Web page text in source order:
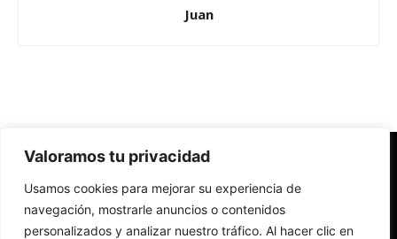
Valoramos tu privacidad
Usamos cookies para mejorar su experiencia de
navegación, mostrarle anuncios o contenidos
personalizados y analizar nuestro tráfico. Al hacer clic en
Juan
Redes Cristianas
Una mirada alternativa sobre la Iglesia católica y la sociedad
- Colectivos de Redes Cristianas